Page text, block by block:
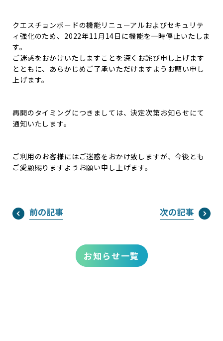
クエスチョンボードの機能リニューアルおよびセキュリテ
ィ強化のため、2022年11月14日に機能を一時停止いたしま
す。
ご迷惑をおかけいたしますことを深くお詫び申し上げます
とともに、あらかじめご了承いただけますようお願い申し
上げます。
再開のタイミングにつきましては、決定次第お知らせにて
通知いたします。
ご利用のお客様にはご迷惑をおかけ致しますが、今後とも
ご愛顧賜りますようお願い申し上げます。
前の記事 次の記事
お知らせ一覧